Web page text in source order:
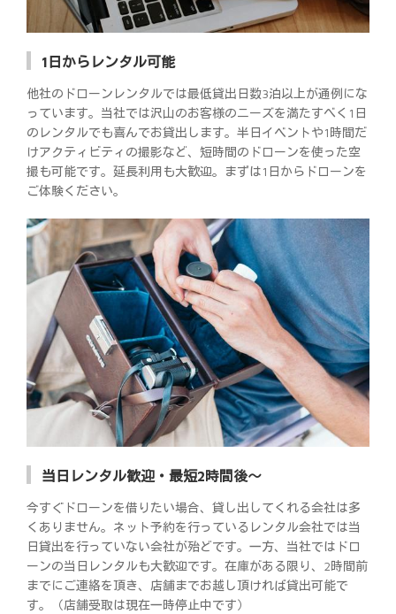
1日からレンタル可能
他社のドローンレンタルでは最低貸出日数3泊以上が通例にな
っています。当社では沢山のお客様のニーズを満たすべく1日
のレンタルでも喜んでお貸出します。半日イベントや1時間だ
けアクティビティの撮影など、短時間のドローンを使った空
撮も可能です。延長利用も大歓迎。まずは1日からドローンを
ご体験ください。
当日レンタル歓迎・最短2時間後～
今すぐドローンを借りたい場合、貸し出してくれる会社は多
くありません。ネット予約を行っているレンタル会社では当
日貸出を行っていない会社が殆どです。一方、当社ではドロ
ーンの当日レンタルも大歓迎です。在庫がある限り、2時間前
までにご連絡を頂き、店舗までお越し頂ければ貸出可能で
す。（店舗受取は現在一時停止中です）